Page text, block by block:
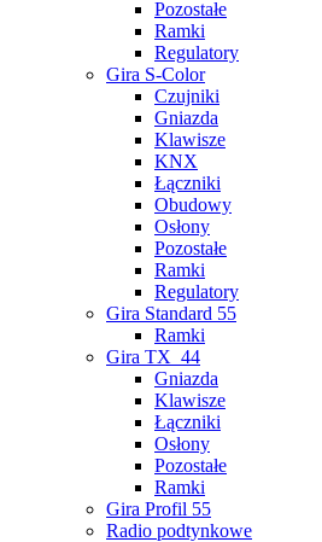
Pozostałe
Ramki
Regulatory
Gira S-Color
Czujniki
Gniazda
Klawisze
KNX
Łączniki
Obudowy
Osłony
Pozostałe
Ramki
Regulatory
Gira Standard 55
Ramki
Gira TX_44
Gniazda
Klawisze
Łączniki
Osłony
Pozostałe
Ramki
Gira Profil 55
Radio podtynkowe